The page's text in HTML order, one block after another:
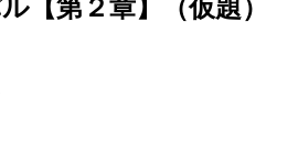
【第２章】（仮題）